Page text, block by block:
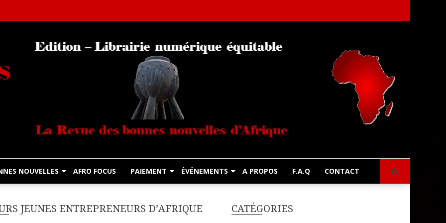
Diasporas Noires
NOUVELLES AFRO FOCUS PAIEMENT ÉVÉNEMENTS A PROPOS F.A.Q CONTACT
JEUNES ENTREPRENEURS D’AFRIQUE CATÉGORIES